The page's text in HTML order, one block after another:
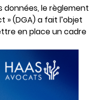
données, le règlement
(DGA) a fait l’objet
en place un cadre